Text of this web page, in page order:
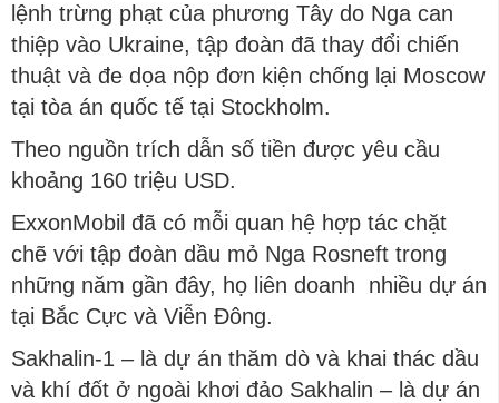
lệnh trừng phạt của phương Tây do Nga can
thiệp vào Ukraine, tập đoàn đã thay đổi chiến
thuật và đe dọa nộp đơn kiện chống lại Moscow
tại tòa án quốc tế tại Stockholm.
Theo nguồn trích dẫn số tiền được yêu cầu
khoảng 160 triệu USD.
ExxonMobil đã có mỗi quan hệ hợp tác chặt
chẽ với tập đoàn dầu mỏ Nga Rosneft trong
những năm gần đây, họ liên doanh nhiều dự án
tại Bắc Cực và Viễn Đông.
Sakhalin-1 – là dự án thăm dò và khai thác dầu
và khí đốt ở ngoài khơi đảo Sakhalin – là dự án